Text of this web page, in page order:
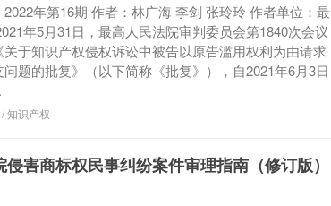
2022年第16期 作者：林广海 李剑 张玲玲 作者单位：最
年5月31日，最高人民法院审判委员会第1840次会议
于知识产权侵权诉讼中被告以原告滥用权利为由请求
题的批复》（以下简称《批复》），自2021年6月3日
/知识产权
害商标权民事纠纷案件审理指南（修订版）